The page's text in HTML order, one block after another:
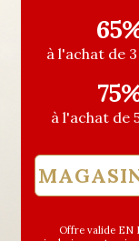
à l'achat de
à l'achat de
Offre valide EN